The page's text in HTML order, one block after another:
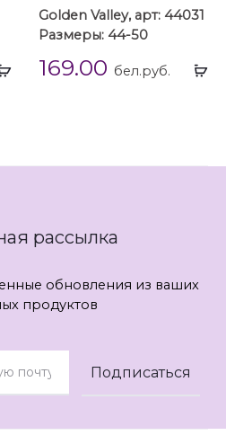
Выбрать
Golden Valley, арт: 44031
Размеры: 44-50
169.00 бел.руб.
рассылка
обновления из ваших
продуктов